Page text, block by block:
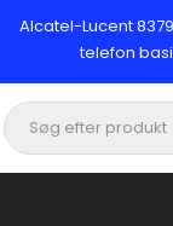
Alcatel-Lucent
telefon